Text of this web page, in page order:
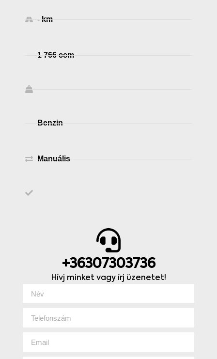
- km
1 766 ccm
Benzin
Manuális
+36307303736
Hívj minket vagy írj üzenetet!